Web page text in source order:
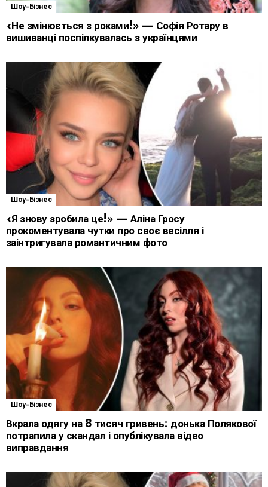
Шоу-Бізнес
«Не змінюється з роками!» — Софія Ротару в
вишиванці поспілкувалась з українцями
Шоу-Бізнес
«Я знову зробила це!» — Аліна Гросу
прокоментувала чутки про своє весілля і
заінтригувала романтичним фото
Шоу-Бізнес
Вкрала одягу на 8 тисяч гривень: донька Полякової
потрапила у скандал і опублікувала відео
виправдання